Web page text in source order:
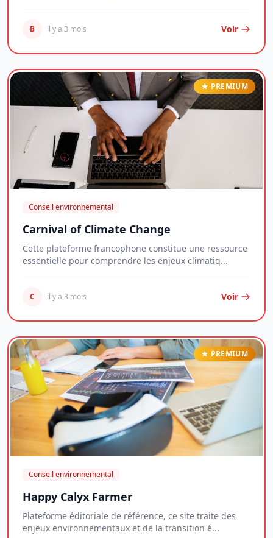
B il y a 3 mois Voir
PREMIUM
Conseil environnemental
Carnival of Climate Change
Cette plateforme francophone constitue une ressource
essentielle pour comprendre les enjeux climatiq...
C il y a 3 mois Voir
PREMIUM
Conseil environnemental
Happy Calyx Farmer
Plateforme éditoriale de référence, ce site traite des
enjeux environnementaux et de la transition é...